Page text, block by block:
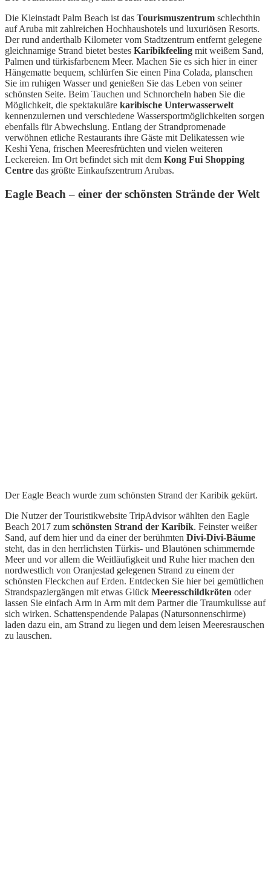
Die Kleinstadt Palm Beach ist das Tourismuszentrum schlechthin
auf Aruba mit zahlreichen Hochhaushotels und luxuriösen Resorts.
Der rund anderthalb Kilometer vom Stadtzentrum entfernt gelegene
gleichnamige Strand bietet bestes Karibikfeeling mit weißem Sand,
Palmen und türkisfarbenem Meer. Machen Sie es sich hier in einer
Hängematte bequem, schlürfen Sie einen Pina Colada, planschen
Sie im ruhigen Wasser und genießen Sie das Leben von seiner
schönsten Seite. Beim Tauchen und Schnorcheln haben Sie die
Möglichkeit, die spektakuläre karibische Unterwasserwelt
kennenzulernen und verschiedene Wassersportmöglichkeiten sorgen
ebenfalls für Abwechslung. Entlang der Strandpromenade
verwöhnen etliche Restaurants ihre Gäste mit Delikatessen wie
Keshi Yena, frischen Meeresfrüchten und vielen weiteren
Leckereien. Im Ort befindet sich mit dem Kong Fui Shopping
Centre das größte Einkaufszentrum Arubas.
Eagle Beach – einer der schönsten Strände der Welt
Der Eagle Beach wurde zum schönsten Strand der Karibik gekürt.
Die Nutzer der Touristikwebsite TripAdvisor wählten den Eagle
Beach 2017 zum schönsten Strand der Karibik. Feinster weißer
Sand, auf dem hier und da einer der berühmten Divi-Divi-Bäume
steht, das in den herrlichsten Türkis- und Blautönen schimmernde
Meer und vor allem die Weitläufigkeit und Ruhe hier machen den
nordwestlich von Oranjestad gelegenen Strand zu einem der
schönsten Fleckchen auf Erden. Entdecken Sie hier bei gemütlichen
Strandspaziergängen mit etwas Glück Meeresschildkröten oder
lassen Sie einfach Arm in Arm mit dem Partner die Traumkulisse auf
sich wirken. Schattenspendende Palapas (Natursonnenschirme)
laden dazu ein, am Strand zu liegen und dem leisen Meeresrauschen
zu lauschen.